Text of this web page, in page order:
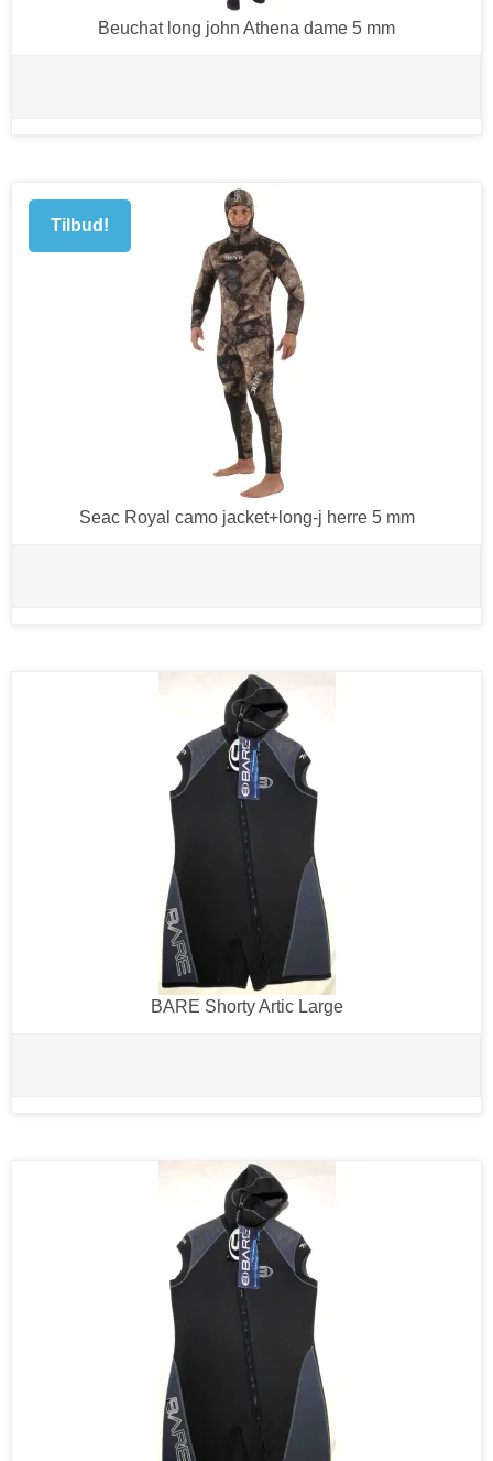
Beuchat long john Athena dame 5 mm
Tilbud!
Seac Royal camo jacket+long-j herre 5 mm
BARE Shorty Artic Large